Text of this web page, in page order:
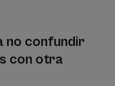
no confundir
con otra